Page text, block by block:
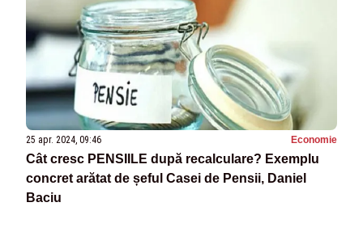
25 apr. 2024, 09:46 Economie
Cât cresc PENSIILE după recalculare? Exemplu
concret arătat de șeful Casei de Pensii, Daniel
Baciu